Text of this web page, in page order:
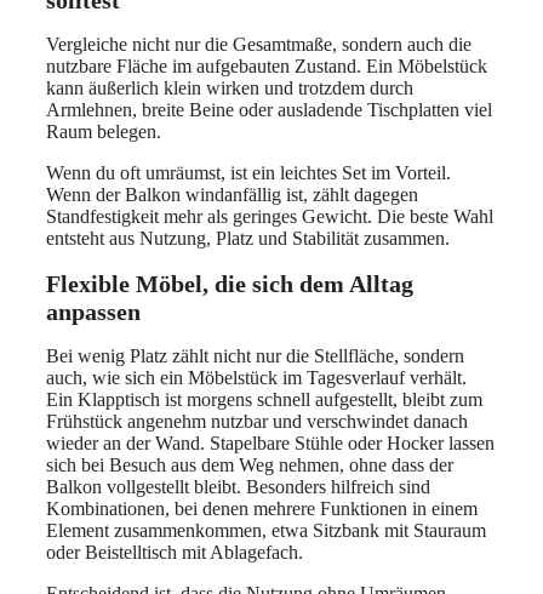
Vergleiche nicht nur die Gesamtmaße, sondern auch die
nutzbare Fläche im aufgebauten Zustand. Ein Möbelstück
kann äußerlich klein wirken und trotzdem durch
Armlehnen, breite Beine oder ausladende Tischplatten viel
Raum belegen.
Wenn du oft umräumst, ist ein leichtes Set im Vorteil.
Wenn der Balkon windanfällig ist, zählt dagegen
Standfestigkeit mehr als geringes Gewicht. Die beste Wahl
entsteht aus Nutzung, Platz und Stabilität zusammen.
Flexible Möbel, die sich dem Alltag
anpassen
Bei wenig Platz zählt nicht nur die Stellfläche, sondern
auch, wie sich ein Möbelstück im Tagesverlauf verhält.
Ein Klapptisch ist morgens schnell aufgestellt, bleibt zum
Frühstück angenehm nutzbar und verschwindet danach
wieder an der Wand. Stapelbare Stühle oder Hocker lassen
sich bei Besuch aus dem Weg nehmen, ohne dass der
Balkon vollgestellt bleibt. Besonders hilfreich sind
Kombinationen, bei denen mehrere Funktionen in einem
Element zusammenkommen, etwa Sitzbank mit Stauraum
oder Beistelltisch mit Ablagefach.